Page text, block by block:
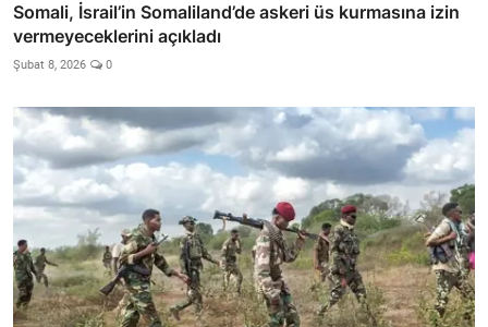
Somali, İsrail’in Somaliland’de askeri üs kurmasına izin
vermeyeceklerini açıkladı
Şubat 8, 2026 0